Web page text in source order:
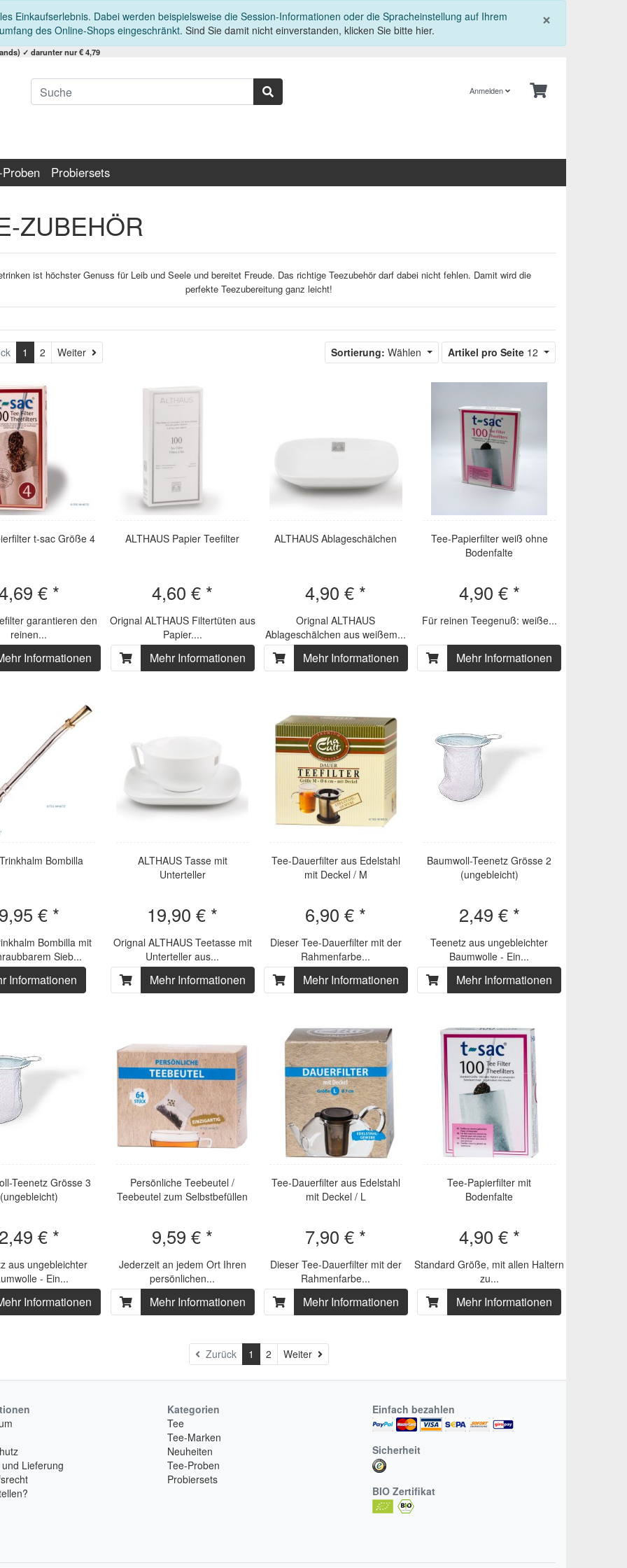
×
Einkaufserlebnis. Dabei werden beispielsweise die Session-Informationen oder die Spracheinstellung auf Ihrem
des Online-Shops eingeschränkt. Sind Sie damit nicht einverstanden, klicken Sie bitte hier.
✓ darunter nur € 4,79
Anmelden
Proben Probiersets
ZUBEHÖR
ist höchster Genuss für Leib und Seele und bereitet Freude. Das richtige Teezubehör darf dabei nicht fehlen. Damit wird die
perfekte Teezubereitung ganz leicht!
1 2 Weiter Weiter Sortierung: Wählen Artikel pro Seite 12
t-sac Größe 4
€ *
garantieren den
reinen...
Informationen
ALTHAUS Papier Teefilter
4,60 € *
Orignal ALTHAUS Filtertüten aus
Papier....
Mehr Informationen
ALTHAUS Ablageschälchen
4,90 € *
Orignal ALTHAUS
Ablageschälchen aus weißem...
Mehr Informationen
Tee-Papierfilter weiß ohne
Bodenfalte
4,90 € *
Für reinen Teegenuß: weiße...
Mehr Informationen
Bombilla
€ *
Bombilla mit
Sieb...
Informationen
ALTHAUS Tasse mit
Unterteller
19,90 € *
Orignal ALTHAUS Teetasse mit
Unterteller aus...
Mehr Informationen
Tee-Dauerfilter aus Edelstahl
mit Deckel / M
6,90 € *
Dieser Tee-Dauerfilter mit der
Rahmenfarbe...
Mehr Informationen
Baumwoll-Teenetz Grösse 2
(ungebleicht)
2,49 € *
Teenetz aus ungebleichter
Baumwolle - Ein...
Mehr Informationen
Teenetz Grösse 3
(ungebleicht)
€ *
aus ungebleichter
- Ein...
Informationen
Persönliche Teebeutel /
Teebeutel zum Selbstbefüllen
9,59 € *
Jederzeit an jedem Ort Ihren
persönlichen...
Mehr Informationen
Tee-Dauerfilter aus Edelstahl
mit Deckel / L
7,90 € *
Dieser Tee-Dauerfilter mit der
Rahmenfarbe...
Mehr Informationen
Tee-Papierfilter mit
Bodenfalte
4,90 € *
Standard Größe, mit allen Haltern
zu...
Mehr Informationen
Zurück 1 2 Weiter Weiter
Lieferung
Kategorien
Tee
Tee-Marken
Neuheiten
Tee-Proben
Probiersets
Einfach bezahlen
Sicherheit
BIO Zertifikat